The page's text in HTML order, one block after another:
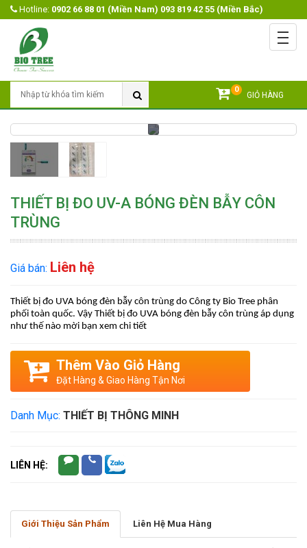
Menu
Trang chủ
Giới Thiệu
Sản Phẩm
Khuyến mãi
Tin Tức
Video
Liên Hệ
Hotline: 0902 66 88 01 (Miền Nam) 093 819 42 55 (Miền Bắc)
0
GIỎ HÀNG
THIẾT BỊ ĐO UV-A BÓNG ĐÈN BẪY CÔN
TRÙNG
Giá bán: Liên hệ
Thiết bị đo UVA bóng đèn bẫy côn trùng do Công ty Bio Tree phân
phối toàn quốc. Vậy Thiết bị đo UVA bóng đèn bẫy côn trùng áp dụng
như thế nào mời bạn xem chi tiết
Thêm Vào Giỏ Hàng
Đặt Hàng & Giao Hàng Tận Nơi
Danh Mục: THIẾT BỊ THÔNG MINH
LIÊN HỆ:
Giới Thiệu Sản Phẩm Liên Hệ Mua Hàng